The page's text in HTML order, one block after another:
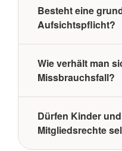
Besteht eine
Aufsichtspflicht?
Wie verhält man
Missbrauchsfall?
Dürfen Kinder
Mitgliedsrechte